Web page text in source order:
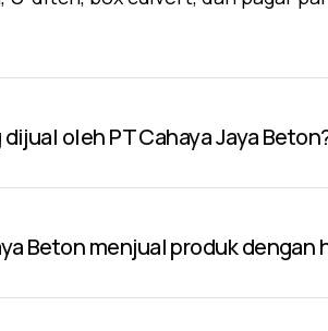
oleh PT Cahaya Jaya
Beton menjual produk dengan